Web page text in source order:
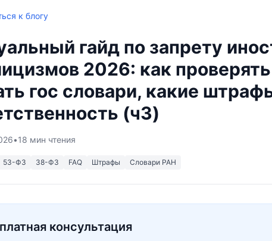
к блогу
гайд по запрету
2026: как
гос словари, какие
(ч3)
•18 мин чтения
53-ФЗ 38-ФЗ FAQ Штрафы Словари РАН
консультация